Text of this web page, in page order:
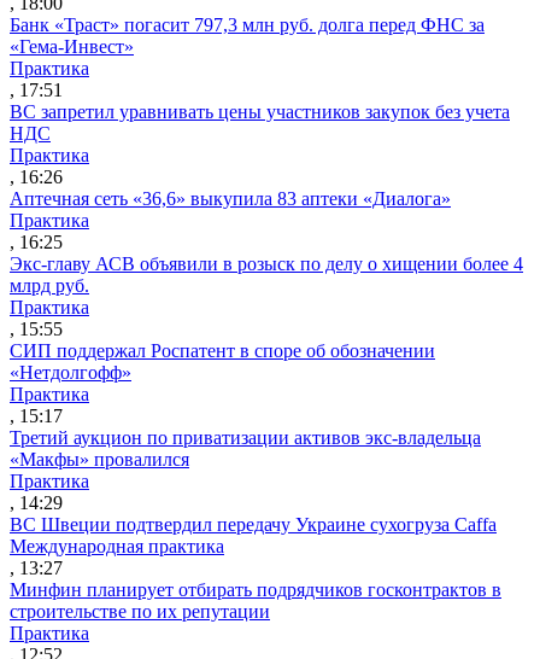
Банк «Траст» погасит 797,3 млн руб. долга перед ФНС за
«Гема-Инвест»
Практика
, 17:51
ВС запретил уравнивать цены участников закупок без учета
НДС
Практика
, 16:26
Аптечная сеть «36,6» выкупила 83 аптеки «Диалога»
Практика
, 16:25
Экс-главу АСВ объявили в розыск по делу о хищении более 4
млрд руб.
Практика
, 15:55
СИП поддержал Роспатент в споре об обозначении
«Нетдолгофф»
Практика
, 15:17
Третий аукцион по приватизации активов экс-владельца
«Макфы» провалился
Практика
, 14:29
ВС Швеции подтвердил передачу Украине сухогруза Caffa
Международная практика
, 13:27
Минфин планирует отбирать подрядчиков госконтрактов в
строительстве по их репутации
Практика
, 12:52